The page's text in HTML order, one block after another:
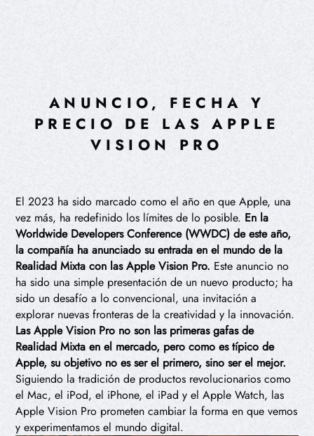
ANUNCIO, FECHA Y
PRECIO DE LAS APPLE
VISION PRO
El 2023 ha sido marcado como el año en que Apple, una
vez más, ha redefinido los límites de lo posible. En la
Worldwide Developers Conference (WWDC) de este año,
la compañía ha anunciado su entrada en el mundo de la
Realidad Mixta con las Apple Vision Pro. Este anuncio no
ha sido una simple presentación de un nuevo producto; ha
sido un desafío a lo convencional, una invitación a
explorar nuevas fronteras de la creatividad y la innovación.
Las Apple Vision Pro no son las primeras gafas de
Realidad Mixta en el mercado, pero como es típico de
Apple, su objetivo no es ser el primero, sino ser el mejor.
Siguiendo la tradición de productos revolucionarios como
el Mac, el iPod, el iPhone, el iPad y el Apple Watch, las
Apple Vision Pro prometen cambiar la forma en que vemos
y experimentamos el mundo digital.